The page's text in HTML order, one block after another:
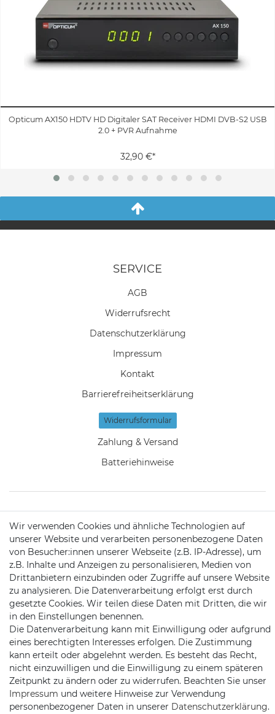
Opticum AX150 HDTV HD Digitaler SAT Receiver HDMI DVB-S2 USB
2.0 + PVR Aufnahme
32,90 €*
SERVICE
AGB
Widerrufs­recht
Daten­schutz­erklärung
Impressum
Kontakt
Barrierefreiheitserklärung
Widerrufs­formular
Zahlung & Versand
Batteriehinweise
KONTAKT
Telefon:09721 / 9453362
Mail:info@satshopping.de
Kopenhagenstr. 4
97424 Schweinfurt
Wir verwenden Cookies und ähnliche Technologien auf
unserer Website und verarbeiten personenbezogene Daten
von Besucher:innen unserer Webseite (z.B. IP-Adresse), um
z.B. Inhalte und Anzeigen zu personalisieren, Medien von
Drittanbietern einzubinden oder Zugriffe auf unsere Website
zu analysieren. Die Datenverarbeitung erfolgt erst durch
gesetzte Cookies. Wir teilen diese Daten mit Dritten, die wir
in den Einstellungen benennen.
Die Datenverarbeitung kann mit Einwilligung oder aufgrund
eines berechtigten Interesses erfolgen. Die Zustimmung
kann erteilt oder abgelehnt werden. Es besteht das Recht,
nicht einzuwilligen und die Einwilligung zu einem späteren
Zeitpunkt zu ändern oder zu widerrufen. Beachten Sie unser
Impressum und weitere Hinweise zur Verwendung
personenbezogener Daten in unserer Daten­schutz­erklärung.